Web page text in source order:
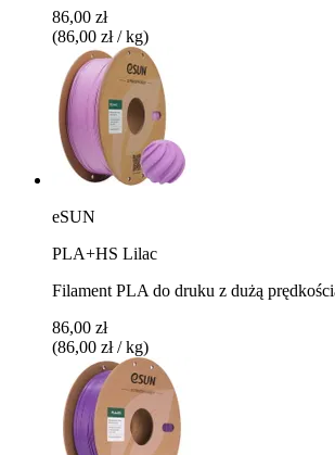
86,00 zł
(86,00 zł / kg)
eSUN
PLA+HS Lilac
Filament PLA do druku z dużą
86,00 zł
(86,00 zł / kg)